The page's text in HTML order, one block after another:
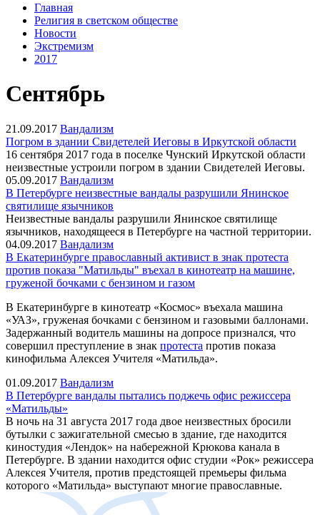
Главная
Религия в светском обществе
Новости
Экстремизм
2017
Сентябрь
21.09.2017 Вандализм
Погром в здании Свидетелей Иеговы в Иркутской области
16 сентября 2017 года в поселке Чунский Иркутской области
неизвестные устроили погром в здании Свидетелей Иеговы.
05.09.2017 Вандализм
В Петербурге неизвестные вандалы разрушили Янинское
святилище язычников
Неизвестные вандалы разрушили Янинское святилище
язычников, находящееся в Петербурге на частной территории.
04.09.2017 Вандализм
В Екатеринбурге православный активист в знак протеста
против показа "Матильды" въехал в кинотеатр на машине,
груженой бочками с бензином и газом
В Екатеринбурге в кинотеатр «Космос» въехала машина
«УАЗ», груженая бочками с бензином и газовыми баллонами.
Задержанный водитель машины на допросе признался, что
совершил преступление в знак протеста против показа
кинофильма Алексея Учителя «Матильда».
01.09.2017 Вандализм
В Петербурге вандалы пытались поджечь офис режиссера
«Матильды»
В ночь на 31 августа 2017 года двое неизвестных бросили
бутылки с зажигательной смесью в здание, где находится
киностудия «Лендок» на набережной Крюкова канала в
Петербурге. В здании находится офис студии «Рок» режиссера
Алексея Учителя, против предстоящей премьеры фильма
которого «Матильда» выступают многие православные.